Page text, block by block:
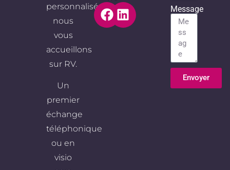
personnalisé,
nous
vous
accueillons
sur RV.
Un
premier
échange
téléphonique
ou en
visio
Message
Envoyer